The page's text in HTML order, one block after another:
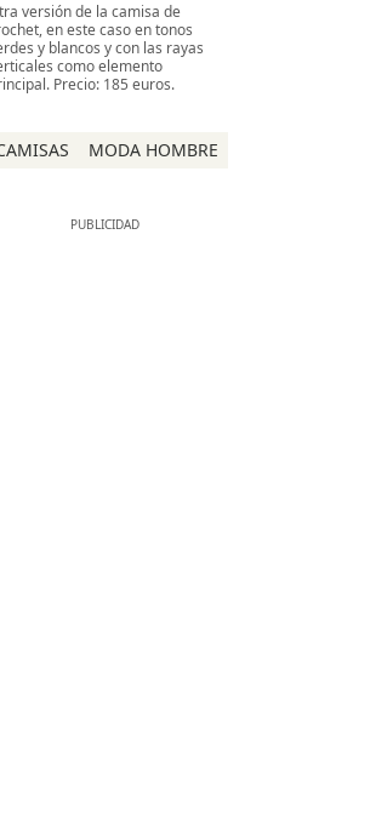
versión de la camisa de
en este caso en tonos
y blancos y con las rayas
como elemento
Precio: 185 euros.
MODA HOMBRE